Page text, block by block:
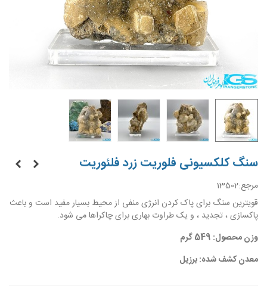
سنگ کلکسیونی فلوریت زرد فلئوریت
مرجع:13502
قویترین سنگ برای پاک کردن انرژی منفی از محیط بسیار مفید است و باعث
پاکسازی ، تجدید ، و یک طراوت بهاری برای چاکراها می شود.
وزن محصول: 549 گرم
معدن کشف شده: برزیل